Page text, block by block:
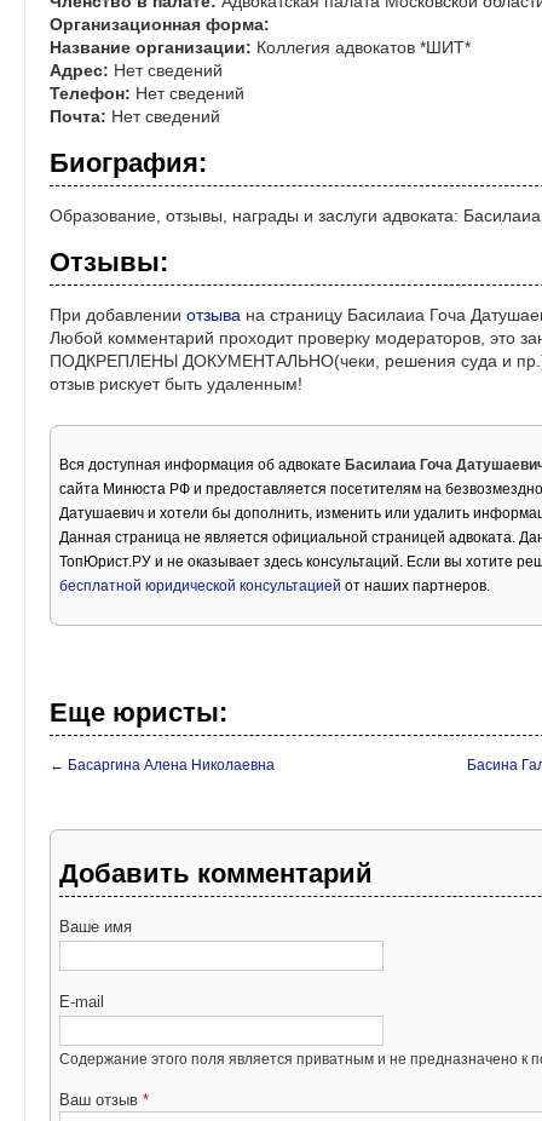
Организационная форма:
Название организации: Коллегия адвокатов *ШИТ*
Адрес: Нет сведений
Телефон: Нет сведений
Почта: Нет сведений
Биография:
Образование, отзывы, награды и заслуги адвоката:
Отзывы:
При добавлении отзыва на страницу Басилаиа Гоча
Любой комментарий проходит проверку модераторов, это
ПОДКРЕПЛЕНЫ ДОКУМЕНТАЛЬНО(чеки, решения суда и пр.)!
отзыв рискует быть удаленным!
Вся доступная информация об адвокате Басилаиа Гоча
сайта Минюста РФ и предоставляется посетителям на
Датушаевич и хотели бы дополнить, изменить или удалить
Данная страница не является официальной страницей адвоката.
ТопЮрист.РУ и не оказывает здесь консультаций. Если вы хотите
бесплатной юридической консультацией от наших партнеров.
Еще юристы:
← Басаргина Алена Николаевна Басина
Добавить комментарий
Ваше имя
E-mail
Содержание этого поля является приватным и не предназначено к
Ваш отзыв *